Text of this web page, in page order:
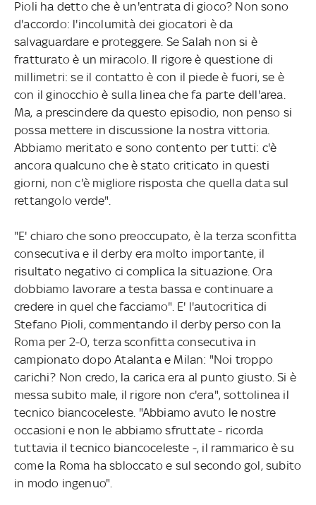
Pioli ha detto che è un'entrata di gioco? Non sono
d'accordo: l'incolumità dei giocatori è da
salvaguardare e proteggere. Se Salah non si è
fratturato è un miracolo. Il rigore è questione di
millimetri: se il contatto è con il piede è fuori, se è
con il ginocchio è sulla linea che fa parte dell'area.
Ma, a prescindere da questo episodio, non penso si
possa mettere in discussione la nostra vittoria.
Abbiamo meritato e sono contento per tutti: c'è
ancora qualcuno che è stato criticato in questi
giorni, non c'è migliore risposta che quella data sul
rettangolo verde".
"E' chiaro che sono preoccupato, è la terza sconfitta
consecutiva e il derby era molto importante, il
risultato negativo ci complica la situazione. Ora
dobbiamo lavorare a testa bassa e continuare a
credere in quel che facciamo". E' l'autocritica di
Stefano Pioli, commentando il derby perso con la
Roma per 2-0, terza sconfitta consecutiva in
campionato dopo Atalanta e Milan: "Noi troppo
carichi? Non credo, la carica era al punto giusto. Si è
messa subito male, il rigore non c'era", sottolinea il
tecnico biancoceleste. "Abbiamo avuto le nostre
occasioni e non le abbiamo sfruttate - ricorda
tuttavia il tecnico biancoceleste -, il rammarico è su
come la Roma ha sbloccato e sul secondo gol, subito
in modo ingenuo".